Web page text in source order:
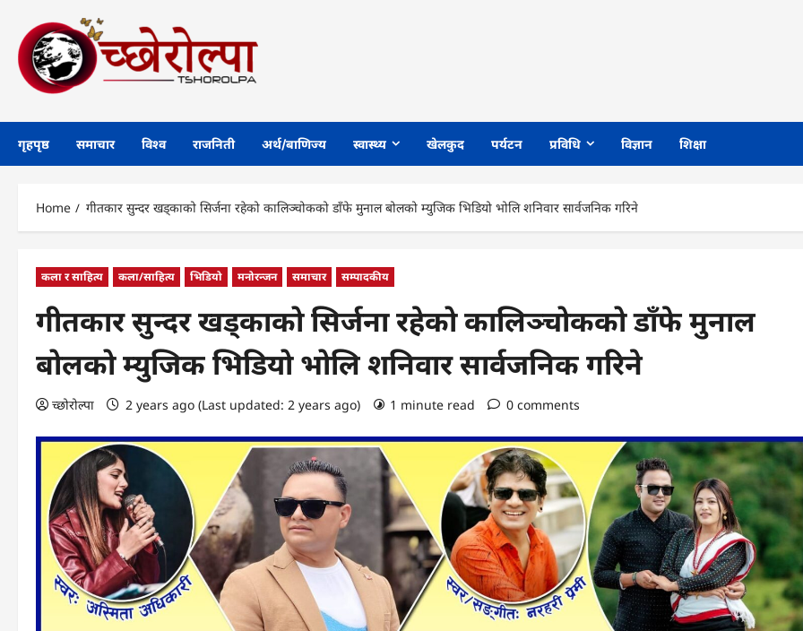
content
गृहपृष्ठ समाचार विश्व राजनिती अर्थ/बाणिज्य स्वास्थ्य खेलकुद पर्यटन प्रविधि विज्ञान शिक्षा
Home गीतकार सुन्दर खड्काको सिर्जना रहेको कालिञ्चोकको डाँफे मुनाल बोलको म्युजिक भिडियो भोलि शनिवार सार्वजनिक गरिने
कला र साहित्य कला/साहित्य भिडियो मनोरन्जन समाचार सम्पादकीय
गीतकार सुन्दर खड्काको सिर्जना रहेको कालिञ्चोकको डाँफे मुनाल
बोलको म्युजिक भिडियो भोलि शनिवार सार्वजनिक गरिने
च्छोरोल्पा 2 years ago (Last updated: 2 years ago) 1 minute read 0 comments